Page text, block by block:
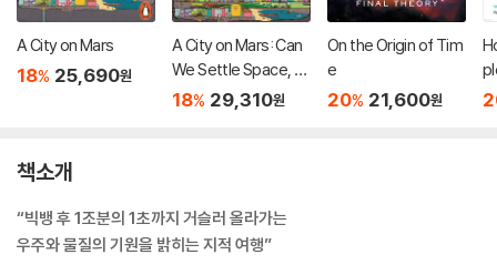
A City on Mars
18% 25,690원
A City on Mars: Can
We Settle Space, S
hould We Settle Spa
18% 29,310원
On the Origin of Tim
e
20% 21,600원
책소개
“빅뱅 후 1조분의 1초까지 거슬러 올라가는
우주와 물질의 기원을 밝히는 지적 여행”